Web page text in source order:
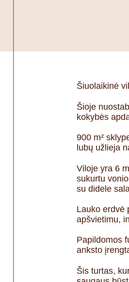
Šiuolaikinė
Šioje
kokybės
900 m²
lubų užlieja
Viloje yra 6
sukurtu
su didele
Lauko erdvė
apšvietimu,
Papildomos
anksto
Šis turtas,